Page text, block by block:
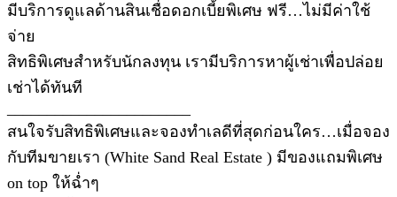
มีบริการดูแลด้านสินเชื่อดอกเบี้ยพิเศษ ฟรี…ไม่มีค่าใช้
จ่าย
สิทธิพิเศษสำหรับนักลงทุน เรามีบริการหาผู้เช่าเพื่อปล่อย
เช่าได้ทันที
สนใจรับสิทธิพิเศษและจองทำเลดีที่สุดก่อนใคร…เมื่อจอง
กับทีมขายเรา (White Sand Real Estate ) มีของแถมพิเศษ
on top ให้ฉ่ำๆ